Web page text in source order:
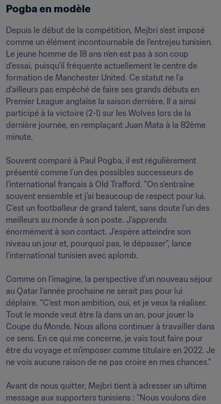
Pogba en modèle
Depuis le début de la compétition, Mejbri s’est imposé
comme un élément incontournable de l’entrejeu tunisien.
Le jeune homme de 18 ans n’en est pas à son coup
d’essai, puisqu’il fréquente actuellement le centre de
formation de Manchester United. Ce statut ne l’a
d'ailleurs pas empêché de faire ses grands débuts en
Premier League anglaise la saison dernière. Il a ainsi
participé à la victoire (2-1) sur les Wolves lors de la
dernière journée, en remplaçant Juan Mata à la 82ème
minute.
Souvent comparé à Paul Pogba, il est régulièrement
présenté comme l’un des possibles successeurs de
l’international français à Old Trafford. "On s’entraîne
souvent ensemble et j’ai beaucoup de respect pour lui.
C’est un footballeur de grand talent, sans doute l’un des
meilleurs au monde à son poste. J’apprends
énormément à son contact. J’espère atteindre son
niveau un jour et, pourquoi pas, le dépasser", lance
l’international tunisien avec aplomb.
Comme on l'imagine, la perspective d'un nouveau séjour
au Qatar l’année prochaine ne serait pas pour lui
déplaire. "C’est mon ambition, oui, et je veux la réaliser.
Tout le monde veut être là dans un an, pour jouer la
Coupe du Monde. Nous allons continuer à travailler dans
ce sens. En ce qui me concerne, je vais tout faire pour
être du voyage et m’imposer comme titulaire en 2022. Je
ne vois aucune raison de ne pas croire en mes chances."
Avant de nous quitter, Mejbri tient à adresser un ultime
message aux supporters tunisiens : "Nous voulons dire